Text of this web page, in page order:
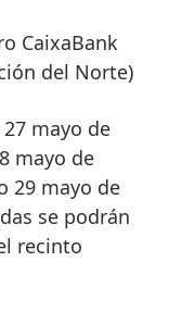
CaixaBank
del Norte)
mayo de
mayo de
29 mayo de
se podrán
recinto